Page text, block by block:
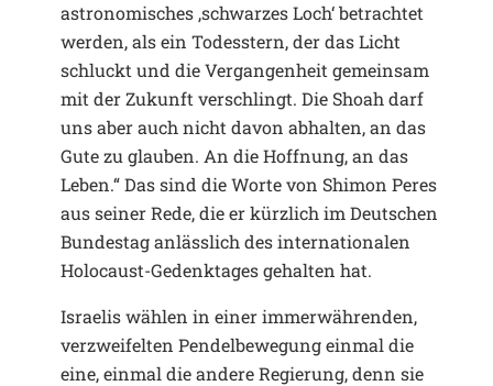
astronomisches ,schwarzes Loch‘ betrachtet
werden, als ein Todesstern, der das Licht
schluckt und die Vergangenheit gemeinsam
mit der Zukunft verschlingt. Die Shoah darf
uns aber auch nicht davon abhalten, an das
Gute zu glauben. An die Hoffnung, an das
Leben.“ Das sind die Worte von Shimon Peres
aus seiner Rede, die er kürzlich im Deutschen
Bundestag anlässlich des internationalen
Holocaust-Gedenktages gehalten hat.
Israelis wählen in einer immerwährenden,
verzweifelten Pendelbewegung einmal die
eine, einmal die andere Regierung, denn sie